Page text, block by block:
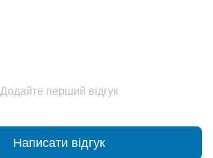
Додайте перший відгук
Написати відгук